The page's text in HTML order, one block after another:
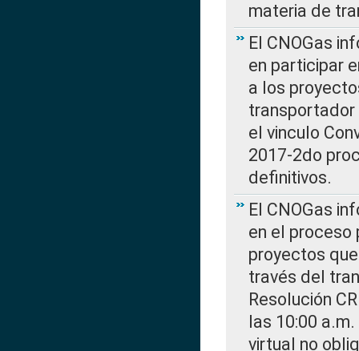
materia de
El CNOGas
en participar
a los
transportador
el vinculo
2017-2do
definitivos.
El CNOGas
en el proceso
proyectos
través del
Resolución
las 10:00
virtual no